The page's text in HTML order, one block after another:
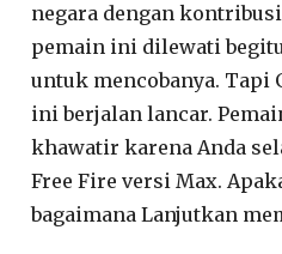
negara dengan
pemain ini dilewati
untuk mencobanya. Tapi
ini berjalan lancar.
khawatir karena Anda
Free Fire versi Max.
bagaimana Lanjutkan